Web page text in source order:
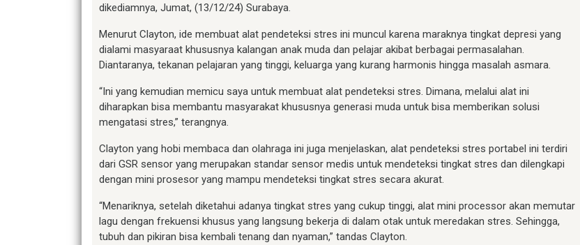
dikediamnya, Jumat, (13/12/24) Surabaya.
Menurut Clayton, ide membuat alat pendeteksi stres ini muncul karena maraknya tingkat depresi yang
dialami masyaraat khususnya kalangan anak muda dan pelajar akibat berbagai permasalahan.
Diantaranya, tekanan pelajaran yang tinggi, keluarga yang kurang harmonis hingga masalah asmara.
“Ini yang kemudian memicu saya untuk membuat alat pendeteksi stres. Dimana, melalui alat ini
diharapkan bisa membantu masyarakat khususnya generasi muda untuk bisa memberikan solusi
mengatasi stres,” terangnya.
Clayton yang hobi membaca dan olahraga ini juga menjelaskan, alat pendeteksi stres portabel ini terdiri
dari GSR sensor yang merupakan standar sensor medis untuk mendeteksi tingkat stres dan dilengkapi
dengan mini prosesor yang mampu mendeteksi tingkat stres secara akurat.
“Menariknya, setelah diketahui adanya tingkat stres yang cukup tinggi, alat mini processor akan memutar
lagu dengan frekuensi khusus yang langsung bekerja di dalam otak untuk meredakan stres. Sehingga,
tubuh dan pikiran bisa kembali tenang dan nyaman,” tandas Clayton.